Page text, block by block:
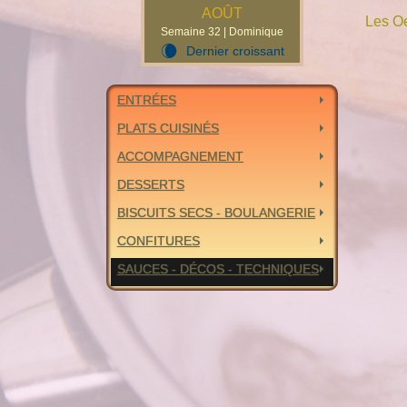
AOÛT
Semaine 32 | Dominique
W Dernier croissant
ENTRÉES
PLATS CUISINÉS
ACCOMPAGNEMENT
DESSERTS
BISCUITS SECS - BOULANGERIE
CONFITURES
SAUCES - DÉCOS - TECHNIQUES
Les